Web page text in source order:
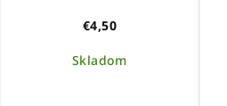
€4,50
Skladom